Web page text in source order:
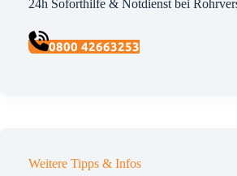
24h Soforthilfe & Notdienst bei
0800 42663253
Weitere Tipps & Infos